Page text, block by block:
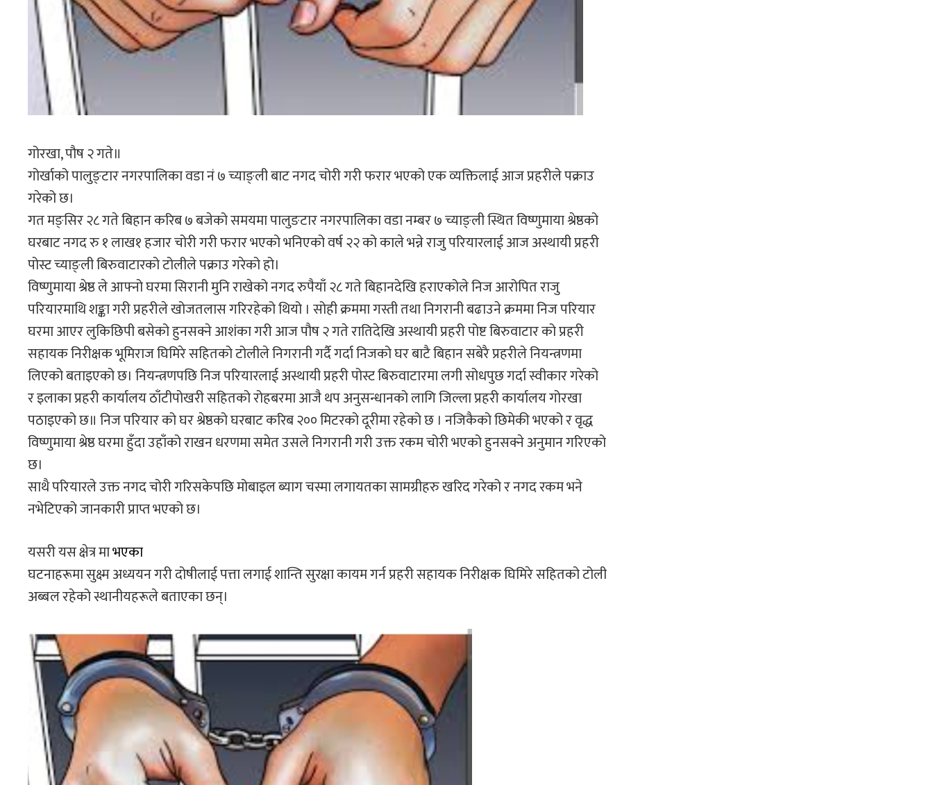
गोरखा, पौष २ गते॥
गोर्खाको पालुङ्टार नगरपालिका वडा नं ७ च्याङ्ली बाट नगद चोरी गरी फरार भएको एक व्यक्तिलाई आज प्रहरीले पक्राउ
गरेको छ।
गत मङ्सिर २८ गते बिहान करिब ७ बजेको समयमा पालुङटार नगरपालिका वडा नम्बर ७ च्याङ्ली स्थित विष्णुमाया श्रेष्ठको
घरबाट नगद रु १ लाख१ हजार चोरी गरी फरार भएको भनिएको वर्ष २२ को काले भन्ने राजु परियारलाई आज अस्थायी प्रहरी
पोस्ट च्याङ्ली बिरुवाटारको टोलीले पक्राउ गरेको हो।
विष्णुमाया श्रेष्ठ ले आफ्नो घरमा सिरानी मुनि राखेको नगद रुपैयाँ २८ गते बिहानदेखि हराएकोले निज आरोपित राजु
परियारमाथि शङ्का गरी प्रहरीले खोजतलास गरिरहेको थियो । सोही क्रममा गस्ती तथा निगरानी बढाउने क्रममा निज परियार
घरमा आएर लुकिछिपी बसेको हुनसक्ने आशंका गरी आज पौष २ गते रातिदेखि अस्थायी प्रहरी पोष्ट बिरुवाटार को प्रहरी
सहायक निरीक्षक भूमिराज घिमिरे सहितको टोलीले निगरानी गर्दै गर्दा निजको घर बाटै बिहान सबेरै प्रहरीले नियन्त्रणमा
लिएको बताइएको छ। नियन्त्रणपछि निज परियारलाई अस्थायी प्रहरी पोस्ट बिरुवाटारमा लगी सोधपुछ गर्दा स्वीकार गरेको
र इलाका प्रहरी कार्यालय ठाँटीपोखरी सहितको रोहबरमा आजै थप अनुसन्धानको लागि जिल्ला प्रहरी कार्यालय गोरखा
पठाइएको छ॥ निज परियार को घर श्रेष्ठको घरबाट करिब २०० मिटरको दूरीमा रहेको छ । नजिकैको छिमेकी भएको र वृद्ध
विष्णुमाया श्रेष्ठ घरमा हुँदा उहाँको राखन धरणमा समेत उसले निगरानी गरी उक्त रकम चोरी भएको हुनसक्ने अनुमान गरिएको
छ।
साथै परियारले उक्त नगद चोरी गरिसकेपछि मोबाइल ब्याग चस्मा लगायतका सामग्रीहरु खरिद गरेको र नगद रकम भने
नभेटिएको जानकारी प्राप्त भएको छ।
यसरी यस क्षेत्र माभएका
घटनाहरूमा सुक्ष्म अध्ययन गरी दोषीलाई पत्ता लगाई शान्ति सुरक्षा कायम गर्न प्रहरी सहायक निरीक्षक घिमिरे सहितको टोली
अब्बल रहेको स्थानीयहरूले बताएका छन्।